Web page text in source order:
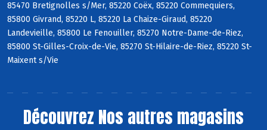
85470 Bretignolles s/Mer, 85220 Coëx, 85220 Commequiers,
85800 Givrand, 85220 L, 85220 La Chaize-Giraud, 85220
Landevieille, 85800 Le Fenouiller, 85270 Notre-Dame-de-Riez,
85800 St-Gilles-Croix-de-Vie, 85270 St-Hilaire-de-Riez, 85220 St-
Maixent s/Vie
Découvrez Nos autres magasins